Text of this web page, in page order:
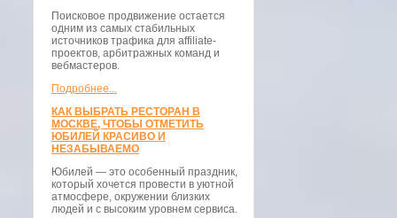
Поисковое продвижение остается
одним из самых стабильных
источников трафика для affiliate-
проектов, арбитражных команд и
вебмастеров.
Подробнее...
КАК ВЫБРАТЬ РЕСТОРАН В
МОСКВЕ, ЧТОБЫ ОТМЕТИТЬ
ЮБИЛЕЙ КРАСИВО И
НЕЗАБЫВАЕМО
Юбилей — это особенный праздник,
который хочется провести в уютной
атмосфере, окружении близких
людей и с высоким уровнем сервиса.